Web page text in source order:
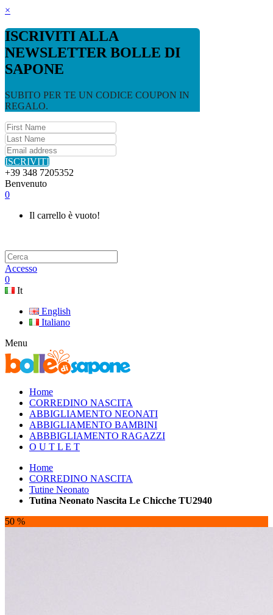
×
ISCRIVITI ALLA
NEWSLETTER BOLLE DI
SAPONE
SUBITO PER TE UN CODICE COUPON IN
REGALO.
ISCRIVITI
+39 348 7205352
Benvenuto
0
Il carrello è vuoto!
Accesso
0
It
English
Italiano
Menu
Home
CORREDINO NASCITA
ABBIGLIAMENTO NEONATI
ABBIGLIAMENTO BAMBINI
ABBBIGLIAMENTO RAGAZZI
O U T L E T
Home
CORREDINO NASCITA
Tutine Neonato
Tutina Neonato Nascita Le Chicche TU2940
50 %